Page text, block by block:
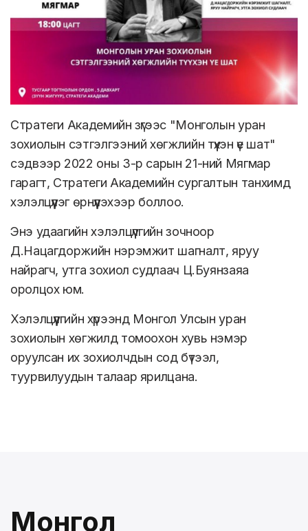
Стратеги Академийн зүгээс "Монголын уран
зохиолын сэтгэлгээний хөгжлийн түүхэн үе шат"
сэдвээр 2022 оны 3-р сарын 21-ний Мягмар
гарагт, Стратеги Академийн сургалтын танхимд
хэлэлцүүлэг өрнүүлэхээр боллоо.
Энэ удаагийн хэлэлцүүлгийн зочноор
Д.Нацагдоржийн нэрэмжит шагналт, яруу
найрагч, утга зохиол судлаач Ц.Буянзаяа
оролцох юм.
Хэлэлцүүлгийн хүрээнд Монгол Улсын уран
зохиолын хөгжилд томоохон хувь нэмэр
оруулсан их зохиолчдын сод бүтээл,
туурвилуудын талаар ярилцана.
Монгол